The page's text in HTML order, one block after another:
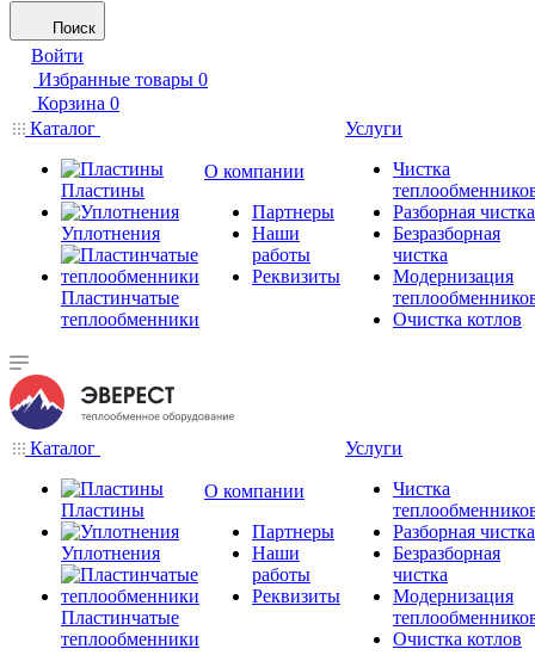
Поиск
Войти
Избранные товары 0
Корзина 0
Каталог
Пластины
Уплотнения
Пластинчатые
теплообменники
О компании
Партнеры
Наши
работы
Реквизиты
Услуги
Чистка
Разборная чистка
Безразборная
чистка
Модернизация
Очистка котлов
Каталог
Пластины
Уплотнения
Пластинчатые
теплообменники
О компании
Партнеры
Наши
работы
Реквизиты
Услуги
Чистка
Разборная чистка
Безразборная
чистка
Модернизация
Очистка котлов